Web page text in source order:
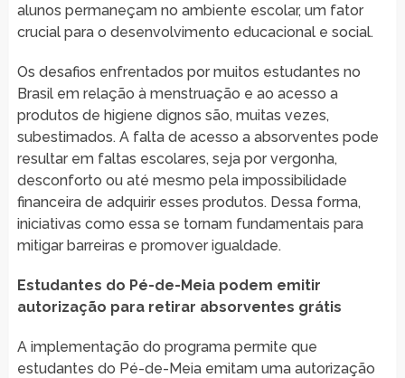
alunos permaneçam no ambiente escolar, um fator
crucial para o desenvolvimento educacional e social.
Os desafios enfrentados por muitos estudantes no
Brasil em relação à menstruação e ao acesso a
produtos de higiene dignos são, muitas vezes,
subestimados. A falta de acesso a absorventes pode
resultar em faltas escolares, seja por vergonha,
desconforto ou até mesmo pela impossibilidade
financeira de adquirir esses produtos. Dessa forma,
iniciativas como essa se tornam fundamentais para
mitigar barreiras e promover igualdade.
Estudantes do Pé-de-Meia podem emitir
autorização para retirar absorventes grátis
A implementação do programa permite que
estudantes do Pé-de-Meia emitam uma autorização